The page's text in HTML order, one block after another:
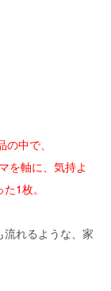
中で、
を軸に、気持よ
1枚。
流れるような、家